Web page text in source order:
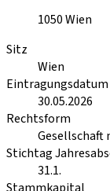
1050Wien
Sitz
Wien
Eintragungsdatum
30.05.2026
Rechtsform
Gesellschaft
Stichtag
31.1.